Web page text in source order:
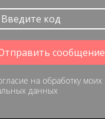
сообщение
на обработку моих
данных